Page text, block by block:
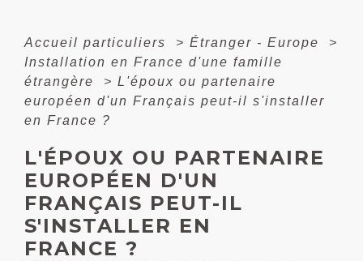
Accueil particuliers > Étranger - Europe
>
Installation en France d'une famille
étrangère
> L'époux ou partenaire
européen d'un Français peut-il s'installer
en France ?
L'ÉPOUX OU PARTENAIRE
EUROPÉEN D'UN
FRANÇAIS PEUT-IL
S'INSTALLER EN
FRANCE ?